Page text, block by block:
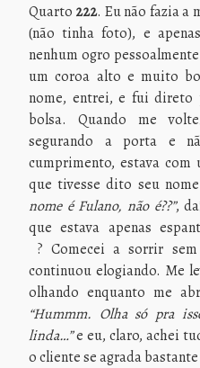
Quarto 222. Eu não fazia a
(não tinha foto), e
nenhum ogro
um coroa alto e muito
nome, entrei, e fui direto
bolsa. Quando me
segurando a porta e
cumprimento, estava com
que tivesse dito seu
nome é Fulano, não é??”,
que estava apenas
? Comecei a sorrir
continuou elogiando. Me
olhando enquanto me
“Hummm. Olha só pra
linda…”e eu, claro, achei
o cliente se agrada